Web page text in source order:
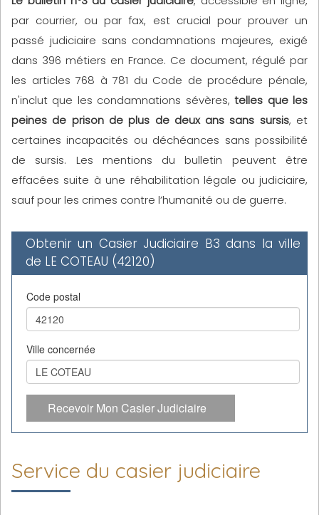
par courrier, ou par fax, est crucial pour prouver un
passé judiciaire sans condamnations majeures, exigé
dans 396 métiers en France. Ce document, régulé par
les articles 768 à 781 du Code de procédure pénale,
n'inclut que les condamnations sévères,telles que les
peines de prison de plus de deux ans sans sursis, et
certaines incapacités ou déchéances sans possibilité
de sursis. Les mentions du bulletin peuvent être
effacées suite à une réhabilitation légale ou judiciaire,
sauf pour les crimes contre l’humanité ou de guerre.
Obtenir un Casier Judiciaire B3 dans la ville
de LE COTEAU (42120)
Code postal
Ville concernée
Recevoir Mon Casier Judiciaire
Service du casier judiciaire